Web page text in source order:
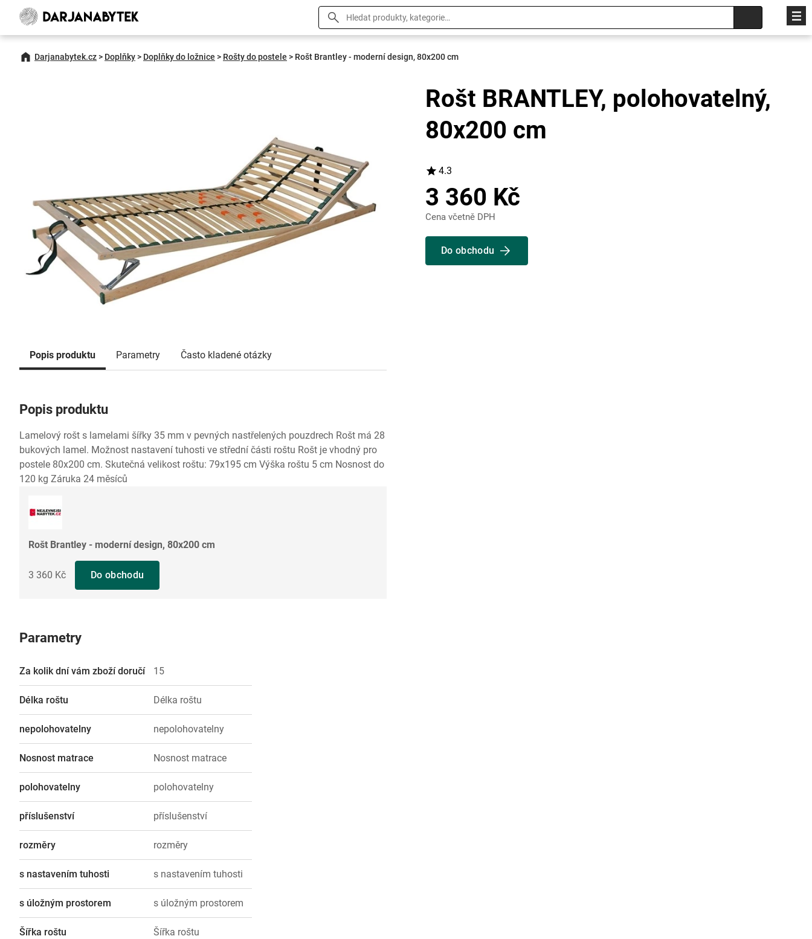
Darjanabytek.cz> Doplňky> Doplňky do ložnice > Rošty do postele > Rošt Brantley - moderní design, 80x200 cm
Popis produktu Parametry Často kladené otázky
Popis produktu
Lamelový rošt s lamelami šířky 35 mm v pevných nastřelených pouzdrech Rošt má 28
bukových lamel. Možnost nastavení tuhosti ve střední části roštu Rošt je vhodný pro
postele 80x200 cm. Skutečná velikost roštu: 79x195 cm Výška roštu 5 cm Nosnost do
120 kg Záruka 24 měsíců
Rošt Brantley - moderní design, 80x200 cm
3 360 Kč Do obchodu
Parametry
Za kolik dní vám zboží doručí 15
Délka roštu Délka roštu
nepolohovatelny nepolohovatelny
Nosnost matrace Nosnost matrace
polohovatelny polohovatelny
příslušenství příslušenství
rozměry rozměry
s nastavením tuhosti s nastavením tuhosti
s úložným prostorem s úložným prostorem
Šířka roštu Šířka roštu
Rošt BRANTLEY, polohovatelný,
80x200 cm
4.3
3 360 Kč
Cena včetně DPH
Do obchodu